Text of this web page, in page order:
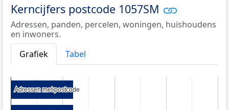
Kerncijfers postcode 1057SM
Adressen, panden, percelen, woningen, huishoudens
en inwoners.
Grafiek
Tabel
Adressen met postcode
Adressen met postcode